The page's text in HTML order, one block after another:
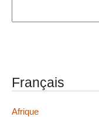
Français
Afrique